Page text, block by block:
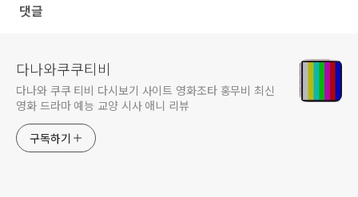
댓글
다나와쿠쿠티비
다나와 쿠쿠 티비 다시보기 사이트 영화조타 홍무비 최신
영화 드라마 예능 교양 시사 애니 리뷰
구독하기